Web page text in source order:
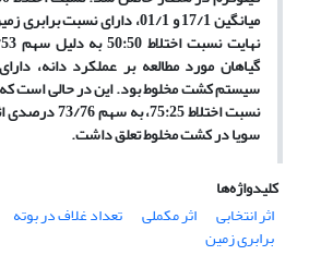
میانگین 17/1 و 01/1، دارای نسبت
گیاهان مورد مطالعه بر عملکرد دانه،
سیستم کشت مخلوط بود. این در حالی است که
نسبت اختلاط
سویا در کشت مخلوط تعلق داشت.
کلیدواژه‌ها
اثر انتخابی
اثر مکملی تعداد غلاف در بوته
برابری زمین